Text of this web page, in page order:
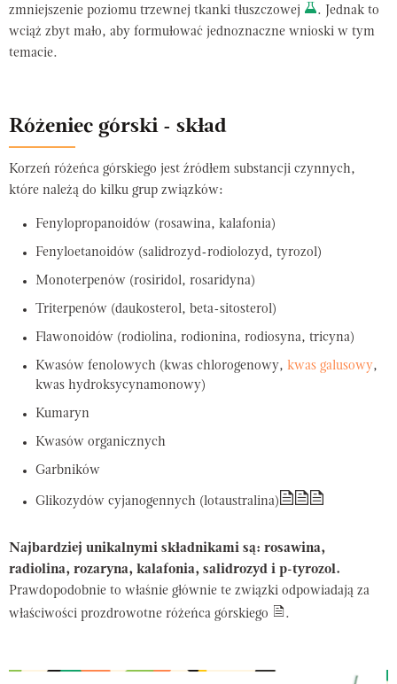
zmniejszenie poziomu trzewnej tkanki tłuszczowej
. Jednak to
wciąż zbyt mało, aby formułować jednoznaczne wnioski w tym
temacie.
Różeniec górski - skład
Korzeń różeńca górskiego jest źródłem substancji czynnych,
które należą do kilku grup związków:
Fenylopropanoidów (rosawina, kalafonia)
Fenyloetanoidów (salidrozyd-rodiolozyd, tyrozol)
Monoterpenów (rosiridol, rosaridyna)
Triterpenów (daukosterol, beta-sitosterol)
Flawonoidów (rodiolina, rodionina, rodiosyna, tricyna)
Kwasów fenolowych (kwas chlorogenowy, kwas galusowy,
kwas hydroksycynamonowy)
Kumaryn
Kwasów organicznych
Garbników
Glikozydów cyjanogennych (lotaustralina)
Najbardziej unikalnymi składnikami są: rosawina,
radiolina, rozaryna, kalafonia, salidrozyd i p-tyrozol.
Prawdopodobnie to właśnie głównie te związki odpowiadają za
właściwości prozdrowotne różeńca górskiego
.